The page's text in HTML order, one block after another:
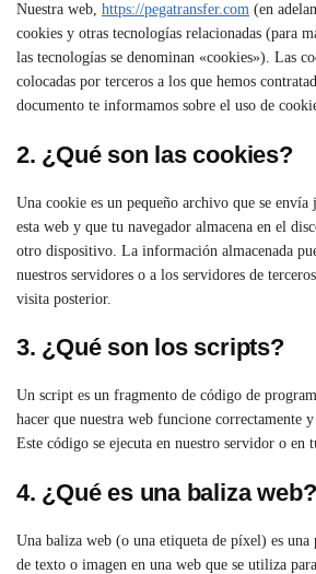
Nuestra web, https://pegatransfer.com (en
cookies y otras tecnologías relacionadas (para
las tecnologías se denominan «cookies»). Las
colocadas por terceros a los que hemos
documento te informamos sobre el uso de
2. ¿Qué son las cookies?
Una cookie es un pequeño archivo que se envía
esta web y que tu navegador almacena en el
otro dispositivo. La información almacenada
nuestros servidores o a los servidores de
visita posterior.
3. ¿Qué son los scripts?
Un script es un fragmento de código de
hacer que nuestra web funcione correctamente
Este código se ejecuta en nuestro servidor o en
4. ¿Qué es una baliza web?
Una baliza web (o una etiqueta de píxel) es una
de texto o imagen en una web que se utiliza